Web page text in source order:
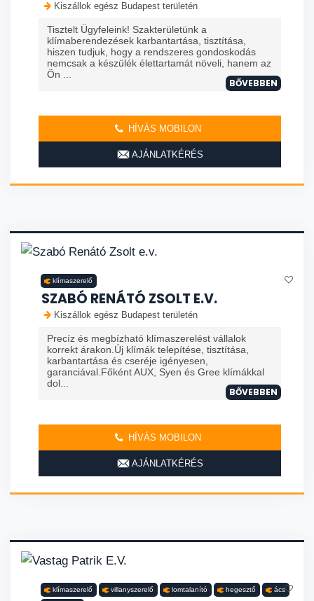
Kiszállok egész Budapest területén
Tisztelt Ügyfeleink! Szakterületünk a
klímaberendezések karbantartása, tisztítása,
hiszen tudjuk, hogy a rendszeres gondoskodás
nemcsak a készülék élettartamát növeli, hanem az
Ön ...
BŐVEBBEN
HÍVÁS MOBILON
AJÁNLATKÉRÉS
klímaszerelő
SZABÓ RENÁTÓ ZSOLT E.V.
Kiszállok egész Budapest területén
Precíz és megbízható klímaszerelést vállalok
korrekt árakon.Új klímák telepítése, tisztítása,
karbantartása és cseréje igényesen,
garanciával.Főként AUX, Syen és Gree klímákkal
dol...
BŐVEBBEN
HÍVÁS MOBILON
AJÁNLATKÉRÉS
klímaszerelő villanyszerelő lomtalanító hegesztő ács